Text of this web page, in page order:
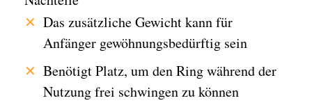
Das zusätzliche Gewicht kann für
Anfänger gewöhnungsbedürftig sein
Benötigt Platz, um den Ring während der
Nutzung frei schwingen zu können